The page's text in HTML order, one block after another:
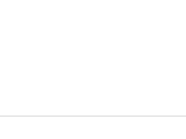
拜访校友处，受到校友 ...